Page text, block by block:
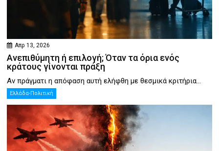
Απρ 13, 2026
Ανεπιθύμητη ή επιλογή; Όταν τα όρια ενός
κράτους γίνονται πράξη
Αν πράγματι η απόφαση αυτή ελήφθη με θεσμικά κριτήρια...
Ελλάδα-Πολιτική